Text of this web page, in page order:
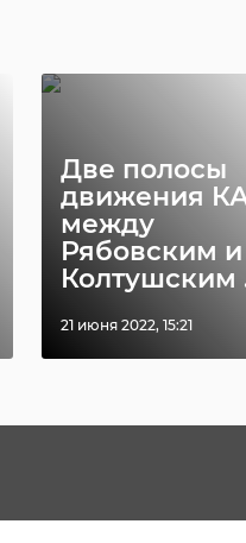
Две полосы
движения
между
Рябовским и
Колтушским
21 июня 2022, 15:21